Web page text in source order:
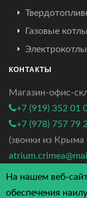
Газовые котлы
Электрокотлы
КОНТАКТЫ
Магазин-офис-
+7 (919) 352 01
+7 (978) 757 79
(звонки из Крыма
4.7/5 - 3 отзыва
На нашем веб-
обеспечения